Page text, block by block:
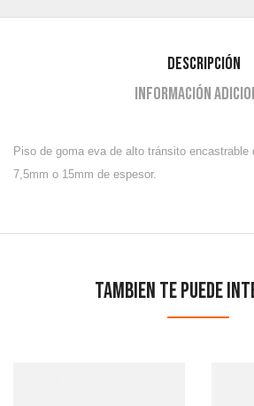
Descripción
Información
Piso de goma eva de alto tránsito
7,5mm o 15mm de espesor.
Tambien te puede